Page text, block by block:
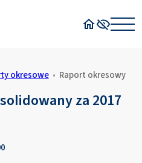
okresowe • Raport okresowy
za 2017